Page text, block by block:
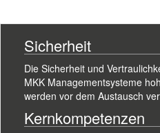
Sicherheit
Die Sicherheit und
MKK Managementsysteme
werden vor dem Austausch
Kernkompetenzen